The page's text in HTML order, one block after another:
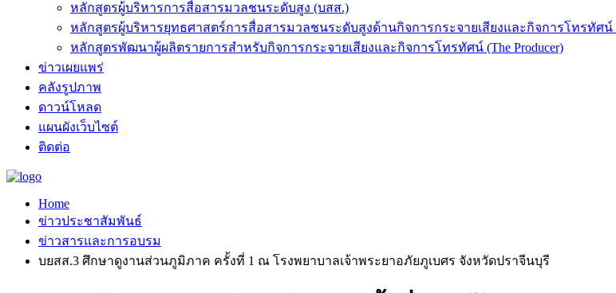
หลักสูตรผู้บริหารการสื่อสารมวลชนระดับสูง (บสส.)
หลักสูตรผู้บริหารยุทธศาสตร์การสื่อสารมวลชนระดับสูงด้านกิจการกระจายเสียงและกิจการโทรทัศน์
หลักสูตรพัฒนาผู้ผลิตรายการสำหรับกิจการกระจายเสียงและกิจการโทรทัศน์ (The Producer)
ข่าวเผยแพร่
คลังรูปภาพ
ดาวน์โหลด
แผนผังเว็บไซต์
ติดต่อ
Home
ข่าวประชาสัมพันธ์
ข่าวสารและการอบรม
บยสส.3 ศึกษาดูงานส่วนภูมิภาค ครั้งที่ 1 ณ โรงพยาบาลเจ้าพระยาอภัยภูเบศร จังหวัดปราจีนบุรี